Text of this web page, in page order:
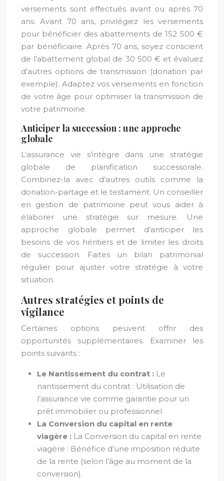
versements sont effectués avant ou après 70
ans. Avant 70 ans, privilégiez les versements
pour bénéficier des abattements de 152 500 €
par bénéficiaire. Après 70 ans, soyez conscient
de l’abattement global de 30 500 € et évaluez
d’autres options de transmission (donation par
exemple). Adaptez vos versements en fonction
de votre âge pour optimiser la transmission de
votre patrimoine.
Anticiper la succession : une approche
globale
L’assurance vie s’intègre dans une stratégie
globale de planification successorale.
Combinez-la avec d’autres outils comme la
donation-partage et le testament. Un conseiller
en gestion de patrimoine peut vous aider à
élaborer une stratégie sur mesure. Une
approche globale permet d’anticiper les
besoins de vos héritiers et de limiter les droits
de succession. Faites un bilan patrimonial
régulier pour ajuster votre stratégie à votre
situation.
Autres stratégies et points de
vigilance
Certaines options peuvent offrir des
opportunités supplémentaires. Examiner les
points suivants :
Le Nantissement du contrat : Le
nantissement du contrat : Utilisation de
l’assurance vie comme garantie pour un
prêt immobilier ou professionnel.
La Conversion du capital en rente
viagère : La Conversion du capital en rente
viagère : Bénéfice d’une imposition réduite
de la rente (selon l’âge au moment de la
conversion).